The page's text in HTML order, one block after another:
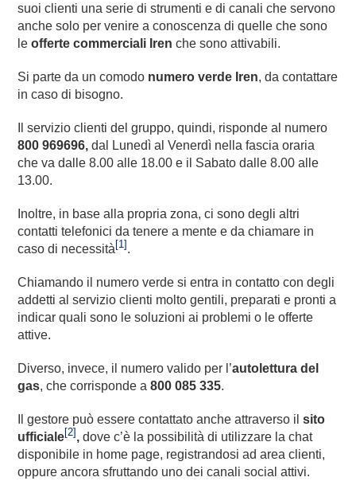
suoi clienti una serie di strumenti e di canali che servono
anche solo per venire a conoscenza di quelle che sono
leofferte commerciali Iren che sono attivabili.
Si parte da un comodo numero verde Iren, da contattare
in caso di bisogno.
Il servizio clienti del gruppo, quindi, risponde al numero
800 969696, dal Lunedì al Venerdì nella fascia oraria
che va dalle 8.00 alle 18.00 e il Sabato dalle 8.00 alle
13.00.
Inoltre, in base alla propria zona, ci sono degli altri
contatti telefonici da tenere a mente e da chiamare in
caso di necessità [1] .
Chiamando il numero verde si entra in contatto con degli
addetti al servizio clienti molto gentili, preparati e pronti a
indicar quali sono le soluzioni ai problemi o le offerte
attive.
Diverso, invece, il numero valido per l’autolettura del
gas, che corrisponde a800 085 335.
Il gestore può essere contattato anche attraverso ilsito
ufficiale[2] ,dove c’è la possibilità di utilizzare la chat
disponibile in home page, registrandosi ad area clienti,
oppure ancora sfruttando uno dei canali social attivi.